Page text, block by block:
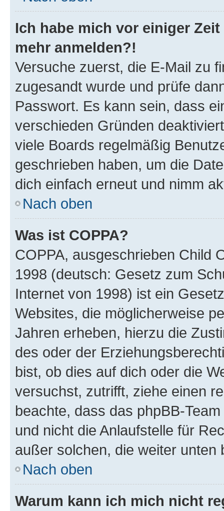
Ich habe mich vor einiger
mehr anmelden?!
Versuche zuerst, die E-Mail zu
zugesandt wurde und prüfe
Passwort. Es kann sein, dass
verschieden Gründen
viele Boards regelmäßig
geschrieben haben, um die
dich einfach erneut und nimm
Nach oben
Was ist COPPA?
COPPA, ausgeschrieben Child
1998 (deutsch: Gesetz zum
Internet von 1998) ist ein
Websites, die möglicherweise
Jahren erheben, hierzu die
des oder der
bist, ob dies auf dich oder die
versuchst, zutrifft, ziehe einen
beachte, dass das phpBB-
und nicht die Anlaufstelle für
außer solchen, die weiter unten
Nach oben
Warum kann ich mich nicht